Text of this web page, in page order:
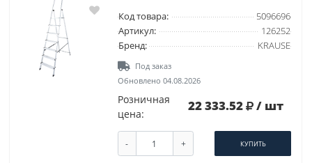
Код товара:
5096696
Артикул:
126252
Бренд:
KRAUSE
Под заказ
Обновлено 04.08.2026
Розничная
цена:
22 333.52 / шт
- + КУПИТЬ